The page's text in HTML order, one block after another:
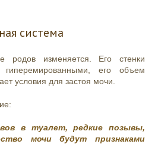
система
родов изменяется. Его стенки
гиперемированными, его объем
условия для застоя мочи.
в туалет, редкие позывы,
мочи будут признаками